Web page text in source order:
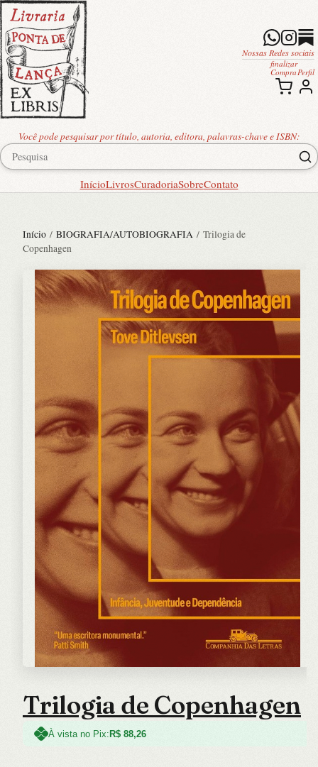
Você pode pesquisar por título, autoria, editora, palavras-chave e ISBN:
InícioLivrosCuradoriaSobreContato
Nossas Redes sociais
finalizar
Compra Perfil
Início / BIOGRAFIA/AUTOBIOGRAFIA / Trilogia de
Copenhagen
Trilogia de Copenhagen
À vista no Pix:R$ 88,26